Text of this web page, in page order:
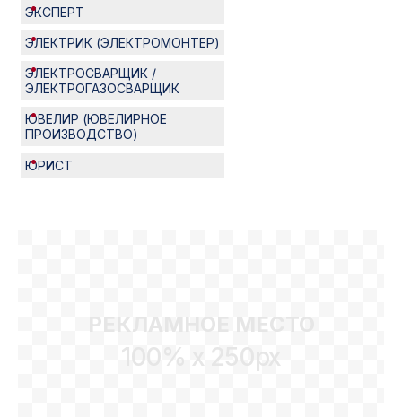
ЭКСПЕРТ
ЭЛЕКТРИК (ЭЛЕКТРОМОНТЕР)
ЭЛЕКТРОСВАРЩИК /
ЭЛЕКТРОГАЗОСВАРЩИК
ЮВЕЛИР (ЮВЕЛИРНОЕ
ПРОИЗВОДСТВО)
ЮРИСТ
РЕКЛАМНОЕ МЕСТО
100% x 250px